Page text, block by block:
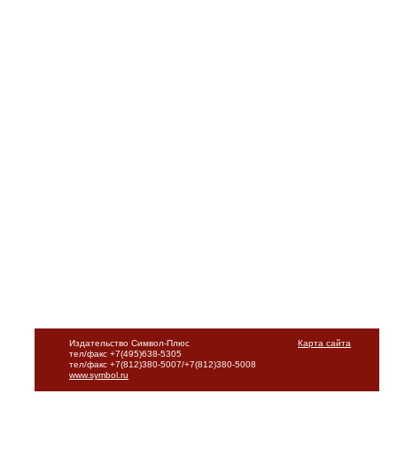
Карта сайта
Издательство Символ-Плюс
тел/факс +7(495)638-5305
тел/факс +7(812)380-5007/+7(812)380-5008
www.symbol.ru